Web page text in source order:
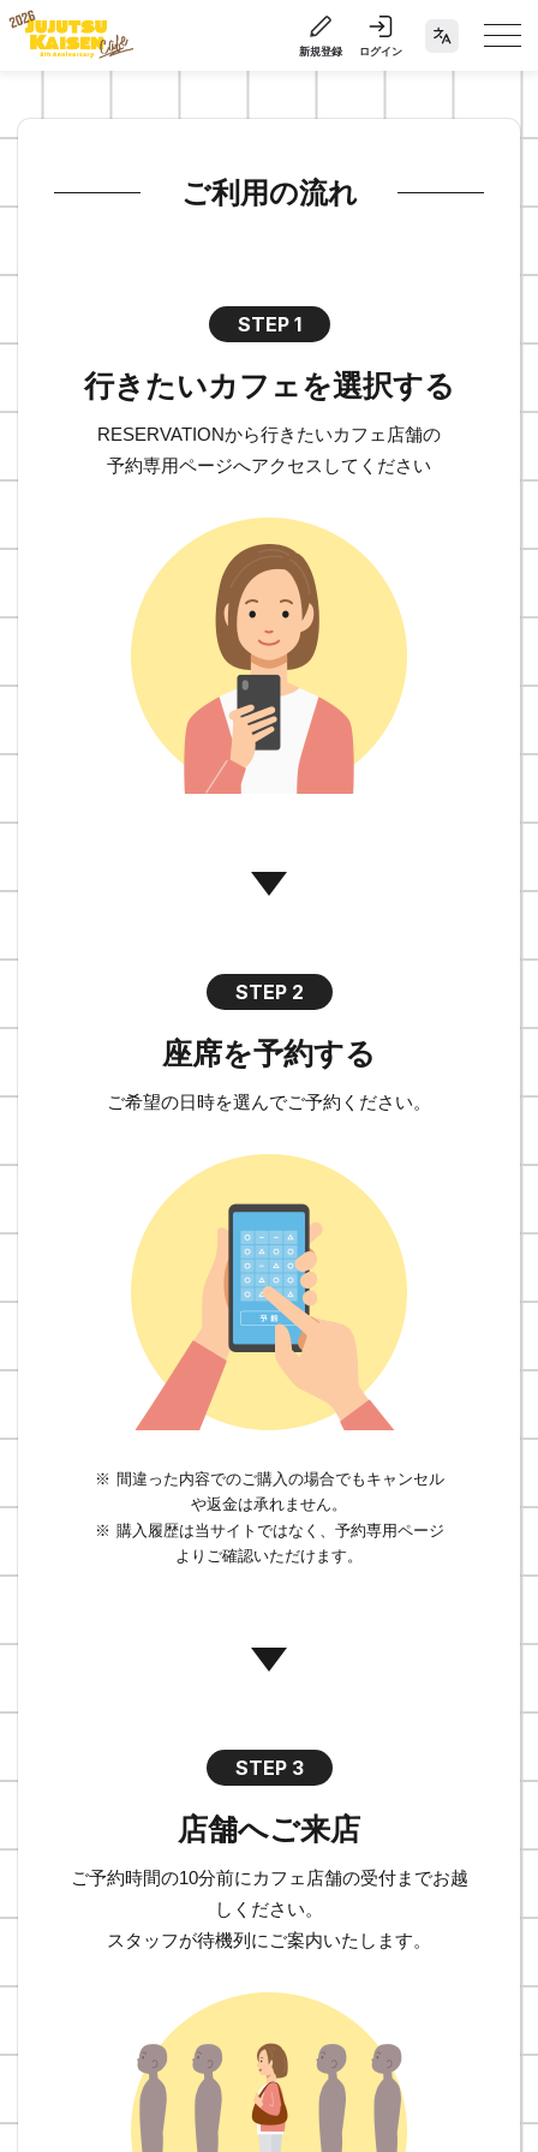
新規登録 ログイン
ご利用の流れ
STEP 1
行きたいカフェを選択する
RESERVATIONから行きたいカフェ店舗の
予約専用ページへアクセスしてください
STEP 2
座席を予約する
ご希望の日時を選んでご予約ください。
間違った内容でのご購入の場合でもキャンセル
や返金は承れません。
購入履歴は当サイトではなく、予約専用ページ
よりご確認いただけます。
STEP 3
店舗へご来店
ご予約時間の10分前にカフェ店舗の受付までお越
しください。
スタッフが待機列にご案内いたします。